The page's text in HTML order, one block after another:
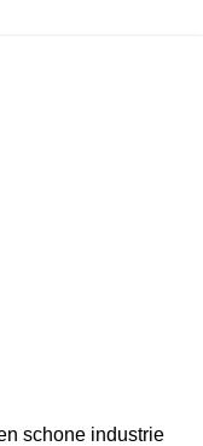
schone industrie